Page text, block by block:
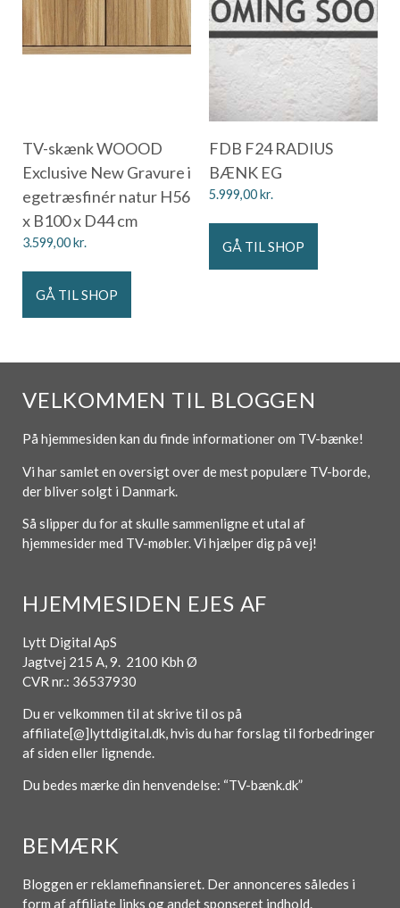
TV-skænk WOOOD
Exclusive New Gravure i
egetræsfinér natur H56
x B100 x D44 cm
3.599,00kr.
GÅ TIL SHOP
FDB F24 RADIUS
BÆNK EG
5.999,00kr.
GÅ TIL SHOP
VELKOMMEN TIL BLOGGEN
På hjemmesiden kan du finde informationer om TV-bænke!
Vi har samlet en oversigt over de mest populære TV-borde,
der bliver solgt i Danmark.
Så slipper du for at skulle sammenligne et utal af
hjemmesider med TV-møbler. Vi hjælper dig på vej!
HJEMMESIDEN EJES AF
Lytt Digital ApS
Jagtvej 215 A, 9. 2100 Kbh Ø
CVR nr.: 36537930
Du er velkommen til at skrive til os på
affiliate[@]lyttdigital.dk, hvis du har forslag til forbedringer
af siden eller lignende.
Du bedes mærke din henvendelse: “TV-bænk.dk”
BEMÆRK
Bloggen er reklamefinansieret. Der annonceres således i
form af affiliate links og andet sponseret indhold.